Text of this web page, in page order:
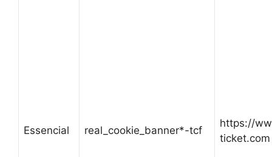
Essencial real_cookie_banner*-tcf
https://
ticket.com